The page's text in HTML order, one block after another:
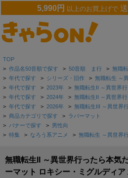
5,990円 以上のお買上げで
TOP
> 作品名50音順で探す > 50音順 ま行 > 無職
> 年代で探す > シリーズ・旧作 > 無職転生 ～
> 年代で探す > 2023年 > 無職転生II ～異世界
> 年代で探す > 2024年 > 無職転生II ～異世界
> 年代で探す > 2026年 > 無職転生III ～異世界
> 商品カテゴリで探す > ラバーマット
> バナーで探す > 男性向
> 特集 > なろう系アニメ > 無職転生 ～異世界
無職転生II ～異世界行ったら本気
ーマット ロキシー・ミグルディア